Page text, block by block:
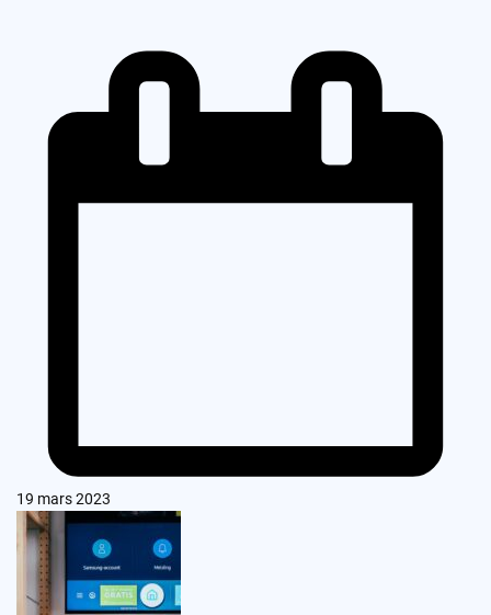
19 mars 2023